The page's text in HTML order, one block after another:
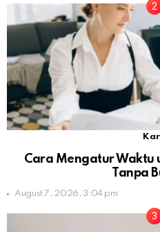
Cara Mengatur Waktu
Tanpa
August 7, 2026, 3:04 pm